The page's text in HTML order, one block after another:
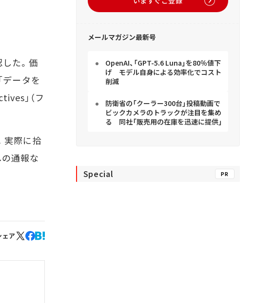
た。価
データを
」（フ
実際に拾
通報な
ェア
メールマガジン最新号
OpenAI、「GPT-5.6 Luna」を80％値下
げ モデル自身による効率化でコスト
削減
防衛省の「クーラー300台」投稿動画で
ビックカメラのトラックが注目を集め
る 同社「販売用の在庫を迅速に提供」
Special PR